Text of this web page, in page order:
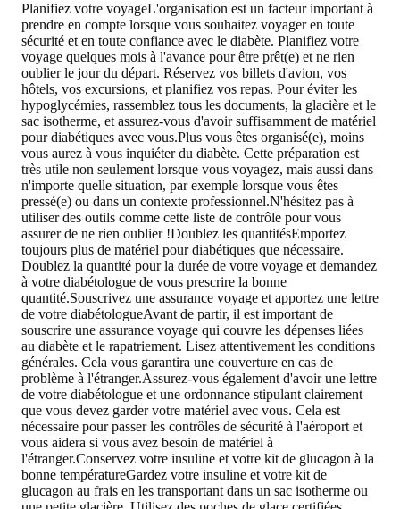
Planifiez votre voyageL'organisation est un facteur important à
prendre en compte lorsque vous souhaitez voyager en toute
sécurité et en toute confiance avec le diabète. Planifiez votre
voyage quelques mois à l'avance pour être prêt(e) et ne rien
oublier le jour du départ. Réservez vos billets d'avion, vos
hôtels, vos excursions, et planifiez vos repas. Pour éviter les
hypoglycémies, rassemblez tous les documents, la glacière et le
sac isotherme, et assurez-vous d'avoir suffisamment de matériel
pour diabétiques avec vous.Plus vous êtes organisé(e), moins
vous aurez à vous inquiéter du diabète. Cette préparation est
très utile non seulement lorsque vous voyagez, mais aussi dans
n'importe quelle situation, par exemple lorsque vous êtes
pressé(e) ou dans un contexte professionnel.N'hésitez pas à
utiliser des outils comme cette liste de contrôle pour vous
assurer de ne rien oublier !Doublez les quantitésEmportez
toujours plus de matériel pour diabétiques que nécessaire.
Doublez la quantité pour la durée de votre voyage et demandez
à votre diabétologue de vous prescrire la bonne
quantité.Souscrivez une assurance voyage et apportez une lettre
de votre diabétologueAvant de partir, il est important de
souscrire une assurance voyage qui couvre les dépenses liées
au diabète et le rapatriement. Lisez attentivement les conditions
générales. Cela vous garantira une couverture en cas de
problème à l'étranger.Assurez-vous également d'avoir une lettre
de votre diabétologue et une ordonnance stipulant clairement
que vous devez garder votre matériel avec vous. Cela est
nécessaire pour passer les contrôles de sécurité à l'aéroport et
vous aidera si vous avez besoin de matériel à
l'étranger.Conservez votre insuline et votre kit de glucagon à la
bonne températureGardez votre insuline et votre kit de
glucagon au frais en les transportant dans un sac isotherme ou